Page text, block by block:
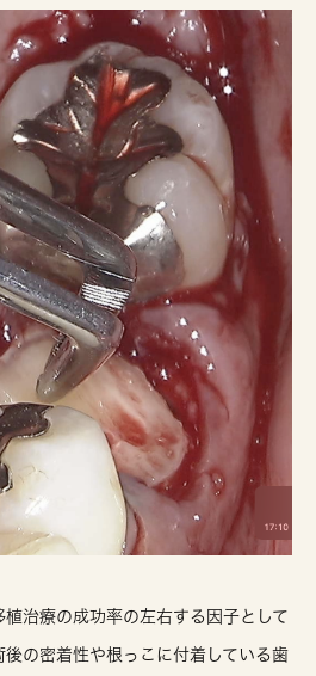
治療の成功率の左右する因子として
の密着性や根っこに付着している歯